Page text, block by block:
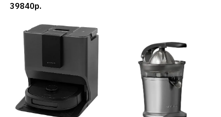
28860р.
КУПИТЬ
ДОБАВИТЬ К СРАВНЕНИЮ
ДОБАВИТЬ В ПОЖЕЛАНИЯ
39840р.